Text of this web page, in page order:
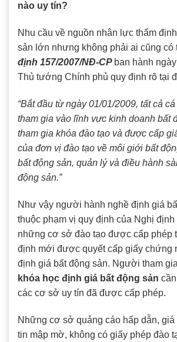
nào uy tín?
Nhu cầu về nguồn nhân lực thẩm
sản lớn nhưng không phải ai cũng có
định 157/2007/NĐ-CP ban hành
Thủ tướng Chính phủ quy định rõ tại
“Bắt đầu từ ngày 01/01/2009, tất cả
tham gia vào lĩnh vực kinh doanh bất
tham gia khóa đào tạo và được cấp
của đơn vị đào tạo về môi giới bất
bất động sản, quản lý và điều hành
động sản.”
Như vậy người hành nghề định giá
thuộc phạm vị quy định của Nghị định
những cơ sở đào tạo được cấp phép
định mới được quyết cấp giấy chứng
định giá bất động sản. Người tham gia
khóa học định giá bất động sản
các cơ sở uy tín đã được cấp phép.
Những cơ sở quảng cáo hấp dẫn,
tin mập mờ, không có giấy phép đào